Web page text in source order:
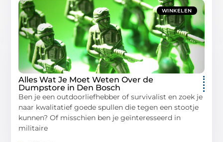
WINKELEN
Alles Wat Je Moet Weten Over de
Dumpstore in Den Bosch
Ben je een outdoorliefhebber of survivalist en zoek je
naar kwalitatief goede spullen die tegen een stootje
kunnen? Of misschien ben je geïnteresseerd in
militaire